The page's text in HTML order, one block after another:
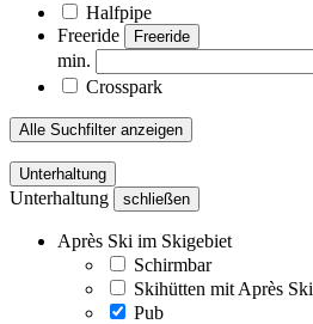
Halfpipe
Freeride
Freeride
min.
Crosspark
Alle Suchfilter anzeigen
Unterhaltung
Unterhaltung schließen
Après Ski im Skigebiet
Schirmbar
Skihütten mit Après Ski
Pub